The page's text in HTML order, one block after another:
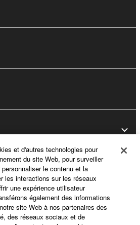
et d'autres technologies pour
du site Web, pour surveiller
le contenu et la
les interactions sur les réseaux
une expérience utilisateur
également des informations
site Web à nos partenaires des
des réseaux sociaux et de